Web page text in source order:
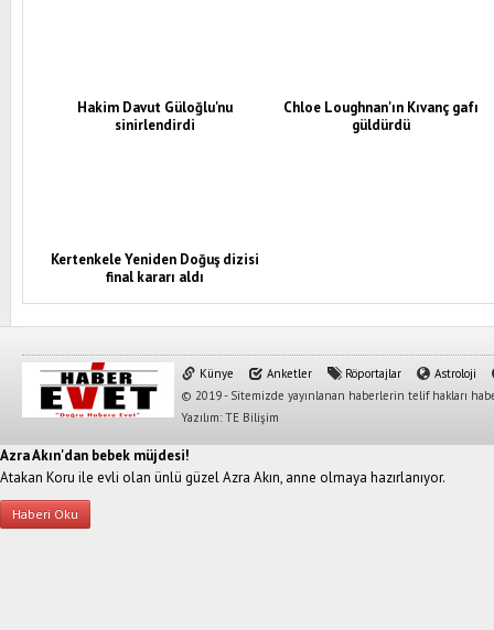
Hakim Davut Güloğlu'nu
sinirlendirdi
Chloe Loughnan'ın Kıvanç gafı
güldürdü
Kertenkele Yeniden Doğuş dizisi
final kararı aldı
Künye Anketler Röportajlar
Astroloji
© 2019 - Sitemizde yayınlanan haberlerin telif hakları
Yazılım: TE Bilişim
Azra Akın'dan bebek müjdesi!
Atakan Koru ile evli olan ünlü güzel Azra Akın, anne olmaya hazırlanıyor.
Haberi Oku